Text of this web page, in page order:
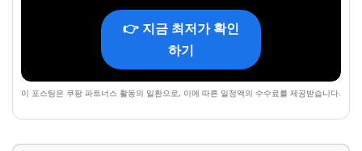
👉 지금 최저가 확인
하기
이 포스팅은 쿠팡 파트너스 활동의 일환으로, 이에 따른 일정액의 수수료를 제공받습니다.